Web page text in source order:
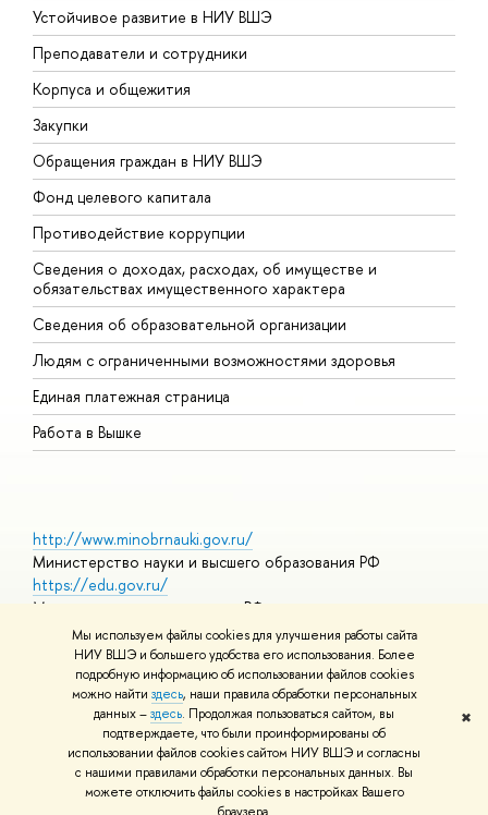
Мы используем файлы cookies для улучшения работы сайта
НИУ ВШЭ и большего удобства его использования. Более
подробную информацию об использовании файлов cookies
можно найти здесь, наши правила обработки персональных
данных –здесь. Продолжая пользоваться сайтом, вы
подтверждаете, что были проинформированы об
использовании файлов cookies сайтом НИУ ВШЭ и согласны
с нашими правилами обработки персональных данных. Вы
можете отключить файлы cookies в настройках Вашего
✖
Устойчивое развитие в НИУ ВШЭ
Преподаватели и сотрудники
Корпуса и общежития
Закупки
Обращения граждан в НИУ ВШЭ
Фонд целевого капитала
Противодействие коррупции
Сведения о доходах, расходах, об имуществе и
обязательствах имущественного характера
Сведения об образовательной организации
Людям с ограниченными возможностями здоровья
Единая платежная страница
Работа в Вышке
http://www.minobrnauki.gov.ru/
Министерство науки и высшего образования РФ
https://edu.gov.ru/
Министерство просвещения РФ
https://elearning.hse.ru/mooc
Массовые открытые онлайн-курсы
© НИУ ВШЭ 1993–2026 Адреса и контактыУсловия
использования материалов Политика конфиденциальности
Шрифты HSE Sans и HSE Slab разработаны вШколе дизайна НИУ